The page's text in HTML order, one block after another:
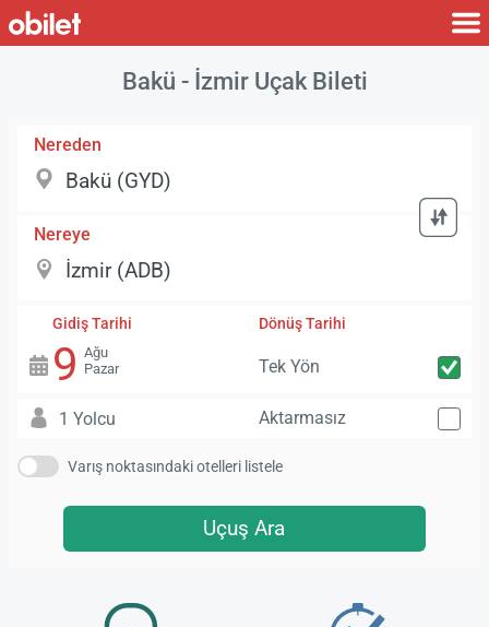
Bakü - İzmir Uçak Bileti
Nereden
Nereye
Gidiş Tarihi
9 Ağu
Pazar
Dönüş Tarihi
Tek Yön
1 Yolcu Aktarmasız
Varış noktasındaki otelleri listele
Uçuş Ara